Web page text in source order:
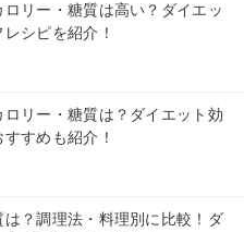
リー・糖質は高い？ダイエッ
シピを紹介！
リー・糖質は？ダイエット効
すめも紹介！
？調理法・料理別に比較！ダ